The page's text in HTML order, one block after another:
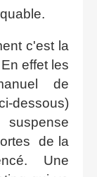
c'est la
effet les
de
dessous)
de la
Une